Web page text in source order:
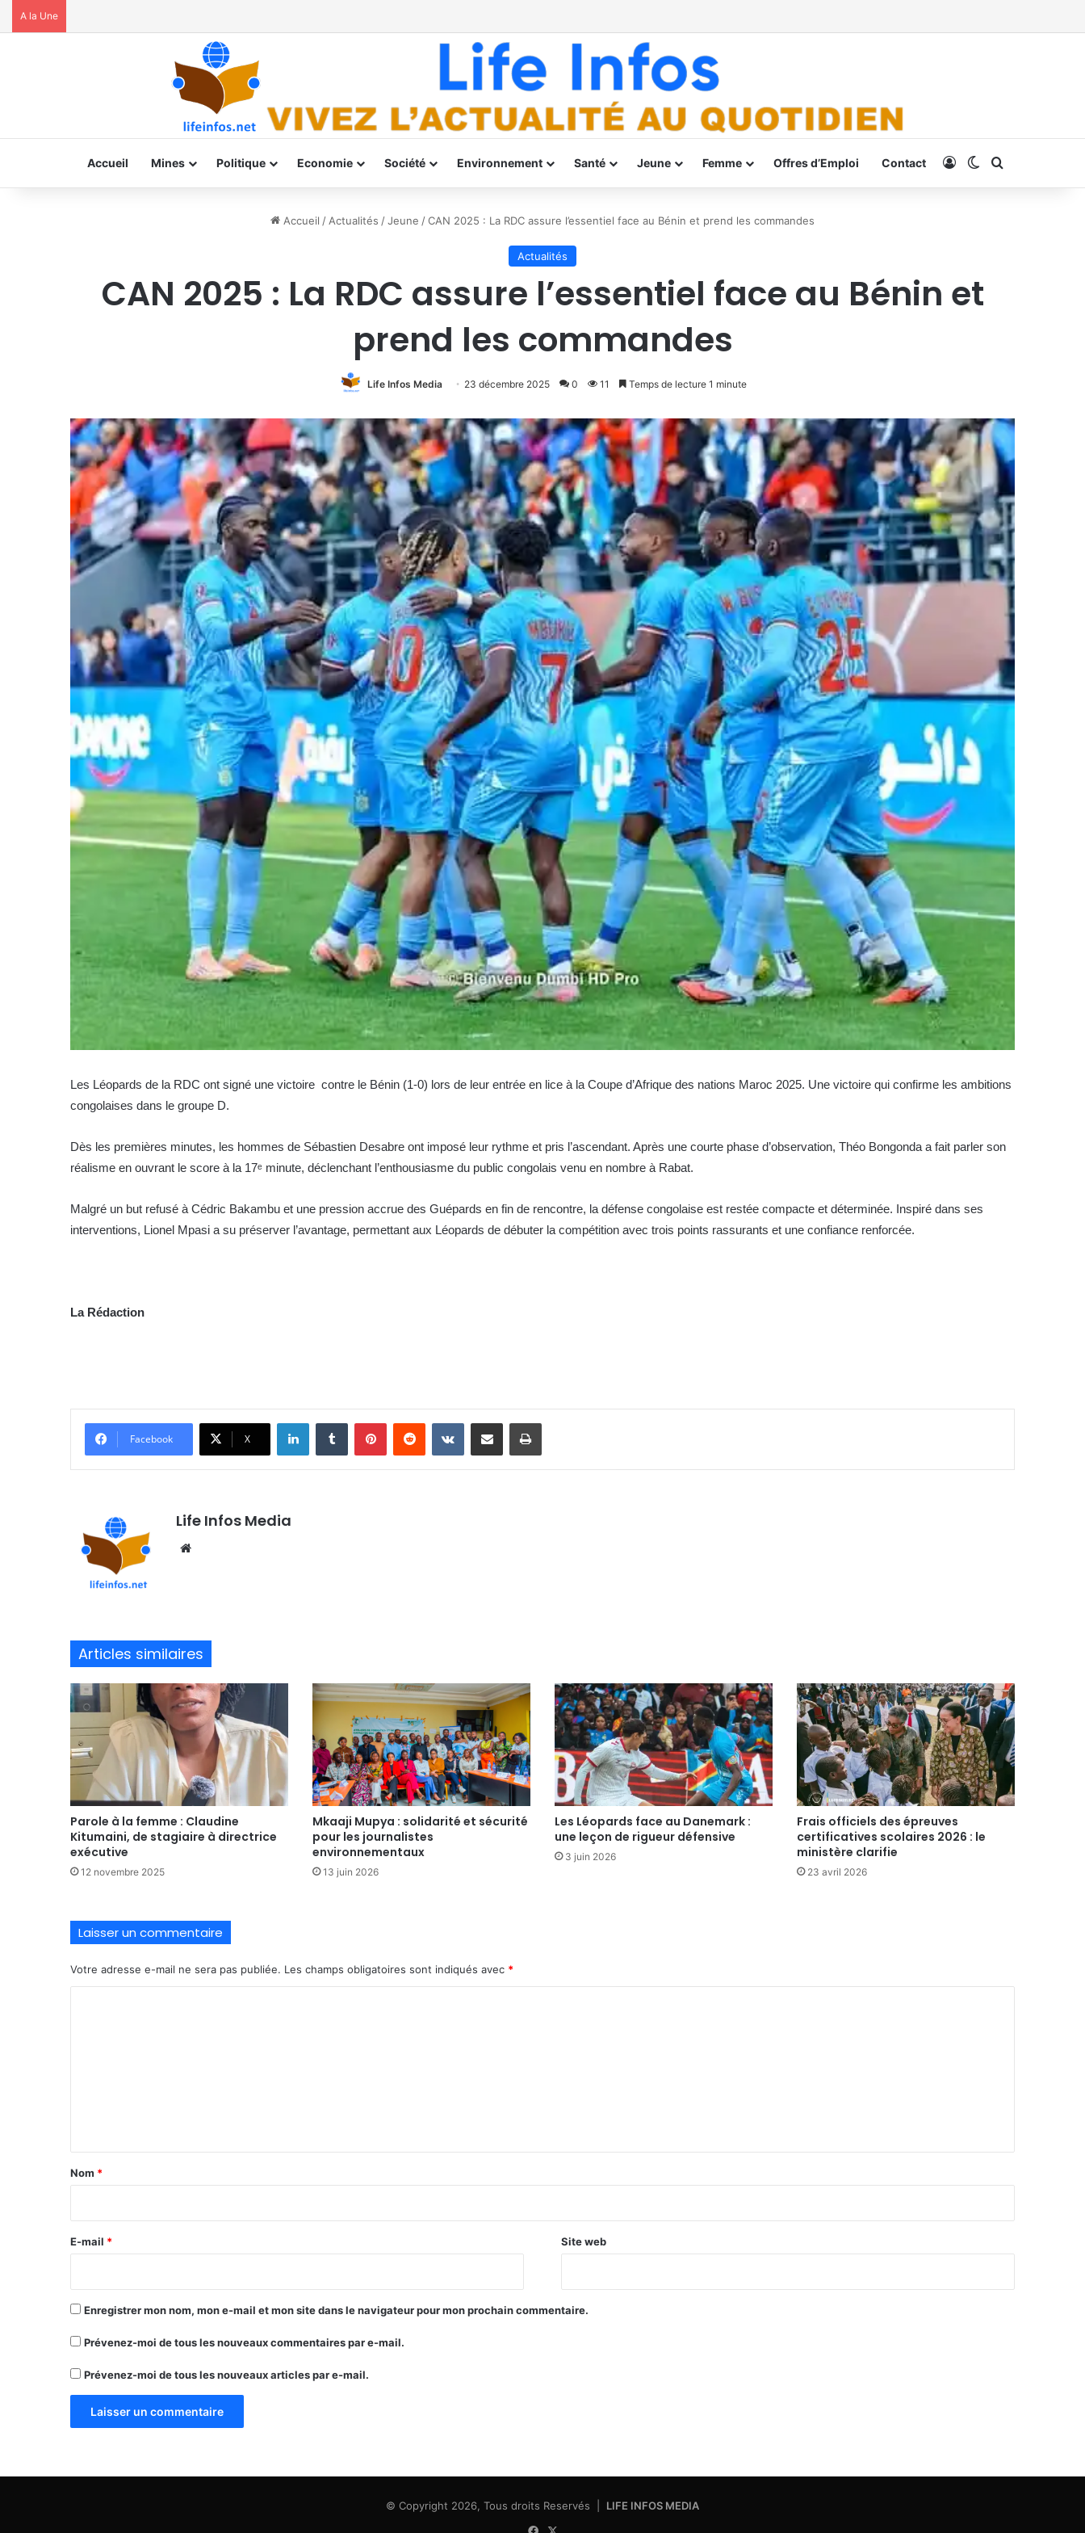
A la Une
Accueil Mines Politique Economie Société Environnement Santé Jeune Femme Offres d’Emploi Contact ConnexionSwitch skin
Accueil / Actualités /Jeune /CAN 2025 : La RDC assure l’essentiel face au Bénin et prend les commandes
Actualités
CAN 2025 : La RDC assure l’essentiel face au Bénin et
prend les commandes
Life Infos Media 23 décembre 2025 0 11 Temps de lecture 1 minute
Les Léopards de la RDC ont signé une victoire contre le Bénin (1-0) lors de leur entrée en lice à la Coupe d’Afrique des nations Maroc 2025. Une victoire qui confirme les ambitions
congolaises dans le groupe D.
Dès les premières minutes, les hommes de Sébastien Desabre ont imposé leur rythme et pris l’ascendant. Après une courte phase d’observation, Théo Bongonda a fait parler son
réalisme en ouvrant le score à la 17ᵉ minute, déclenchant l’enthousiasme du public congolais venu en nombre à Rabat.
Malgré un but refusé à Cédric Bakambu et une pression accrue des Guépards en fin de rencontre, la défense congolaise est restée compacte et déterminée. Inspiré dans ses
interventions, Lionel Mpasi a su préserver l’avantage, permettant aux Léopards de débuter la compétition avec trois points rassurants et une confiance renforcée.
La Rédaction
Facebook X
Life Infos Media
Articles similaires
Parole à la femme : Claudine
Kitumaini, de stagiaire à directrice
exécutive
12 novembre 2025
Mkaaji Mupya : solidarité et sécurité
pour les journalistes
environnementaux
13 juin 2026
Les Léopards face au Danemark :
une leçon de rigueur défensive
3 juin 2026
Frais officiels des épreuves
certificatives scolaires 2026 : le
ministère clarifie
23 avril 2026
Laisser un commentaire
Votre adresse e-mail ne sera pas publiée. Les champs obligatoires sont indiqués avec *
a
e
Nom *
E-mail * Site web
Enregistrer mon nom, mon e-mail et mon site dans le navigateur pour mon prochain commentaire.
Prévenez-moi de tous les nouveaux commentaires par e-mail.
Prévenez-moi de tous les nouveaux articles par e-mail.
© Copyright 2026, Tous droits Reservés | LIFE INFOS MEDIA